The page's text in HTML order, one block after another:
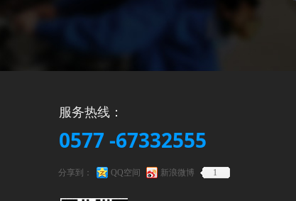
服务热线：
0577 -67332555
分享到： QQ空间 新浪微博 1